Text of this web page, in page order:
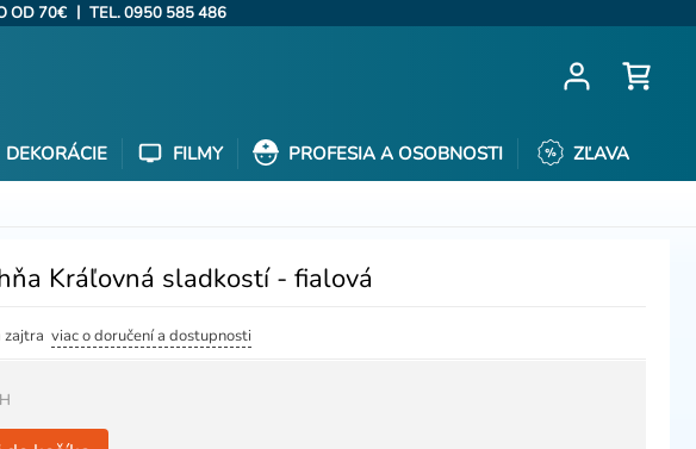
OD 70€ | TEL. 0950 585 486
DEKORÁCIE FILMY PROFESIA A OSOBNOSTI ZĽAVA
Kráľovná sladkostí - fialová
zajtraviac o doručení a dostupnosti